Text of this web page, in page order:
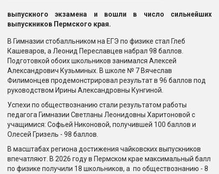
выпускного экзамена и вошли в число сильнейших
выпускников Пермского края.
В Гимназии стобалльником на ЕГЭ по физике стал Глеб
Кашеваров, а Леонид Переславцев набрал 98 баллов.
Подготовкой обоих школьников занимался Алексей
Александрович Кузьминых. В школе № 7 Вячеслав
Филимонцев продемонстрировал результат в 96 баллов под
руководством Ирины Александровны Кунгиной.
Успехи по обществознанию стали результатом работы
педагога Гимназии Светланы Леонидовны Харитоновой с
учащимися: Софьей Никоновой, получившей 100 баллов и
Олесей Гризель - 98 баллов.
В масштабах региона достижения чайковских выпускников
впечатляют. В 2026 году в Пермском крае максимальный балл
по физике получили 18 школьников, а по обществознанию - 8